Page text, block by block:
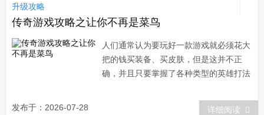
升级攻略
传奇游戏攻略之让你不再是菜鸟
人们通常认为要玩好一款游戏就必须花大
把的钱买装备、买皮肤，但是这并不正
确，并且只要掌握了各种类型的英雄打法
发布于：2026-07-28 详细阅读